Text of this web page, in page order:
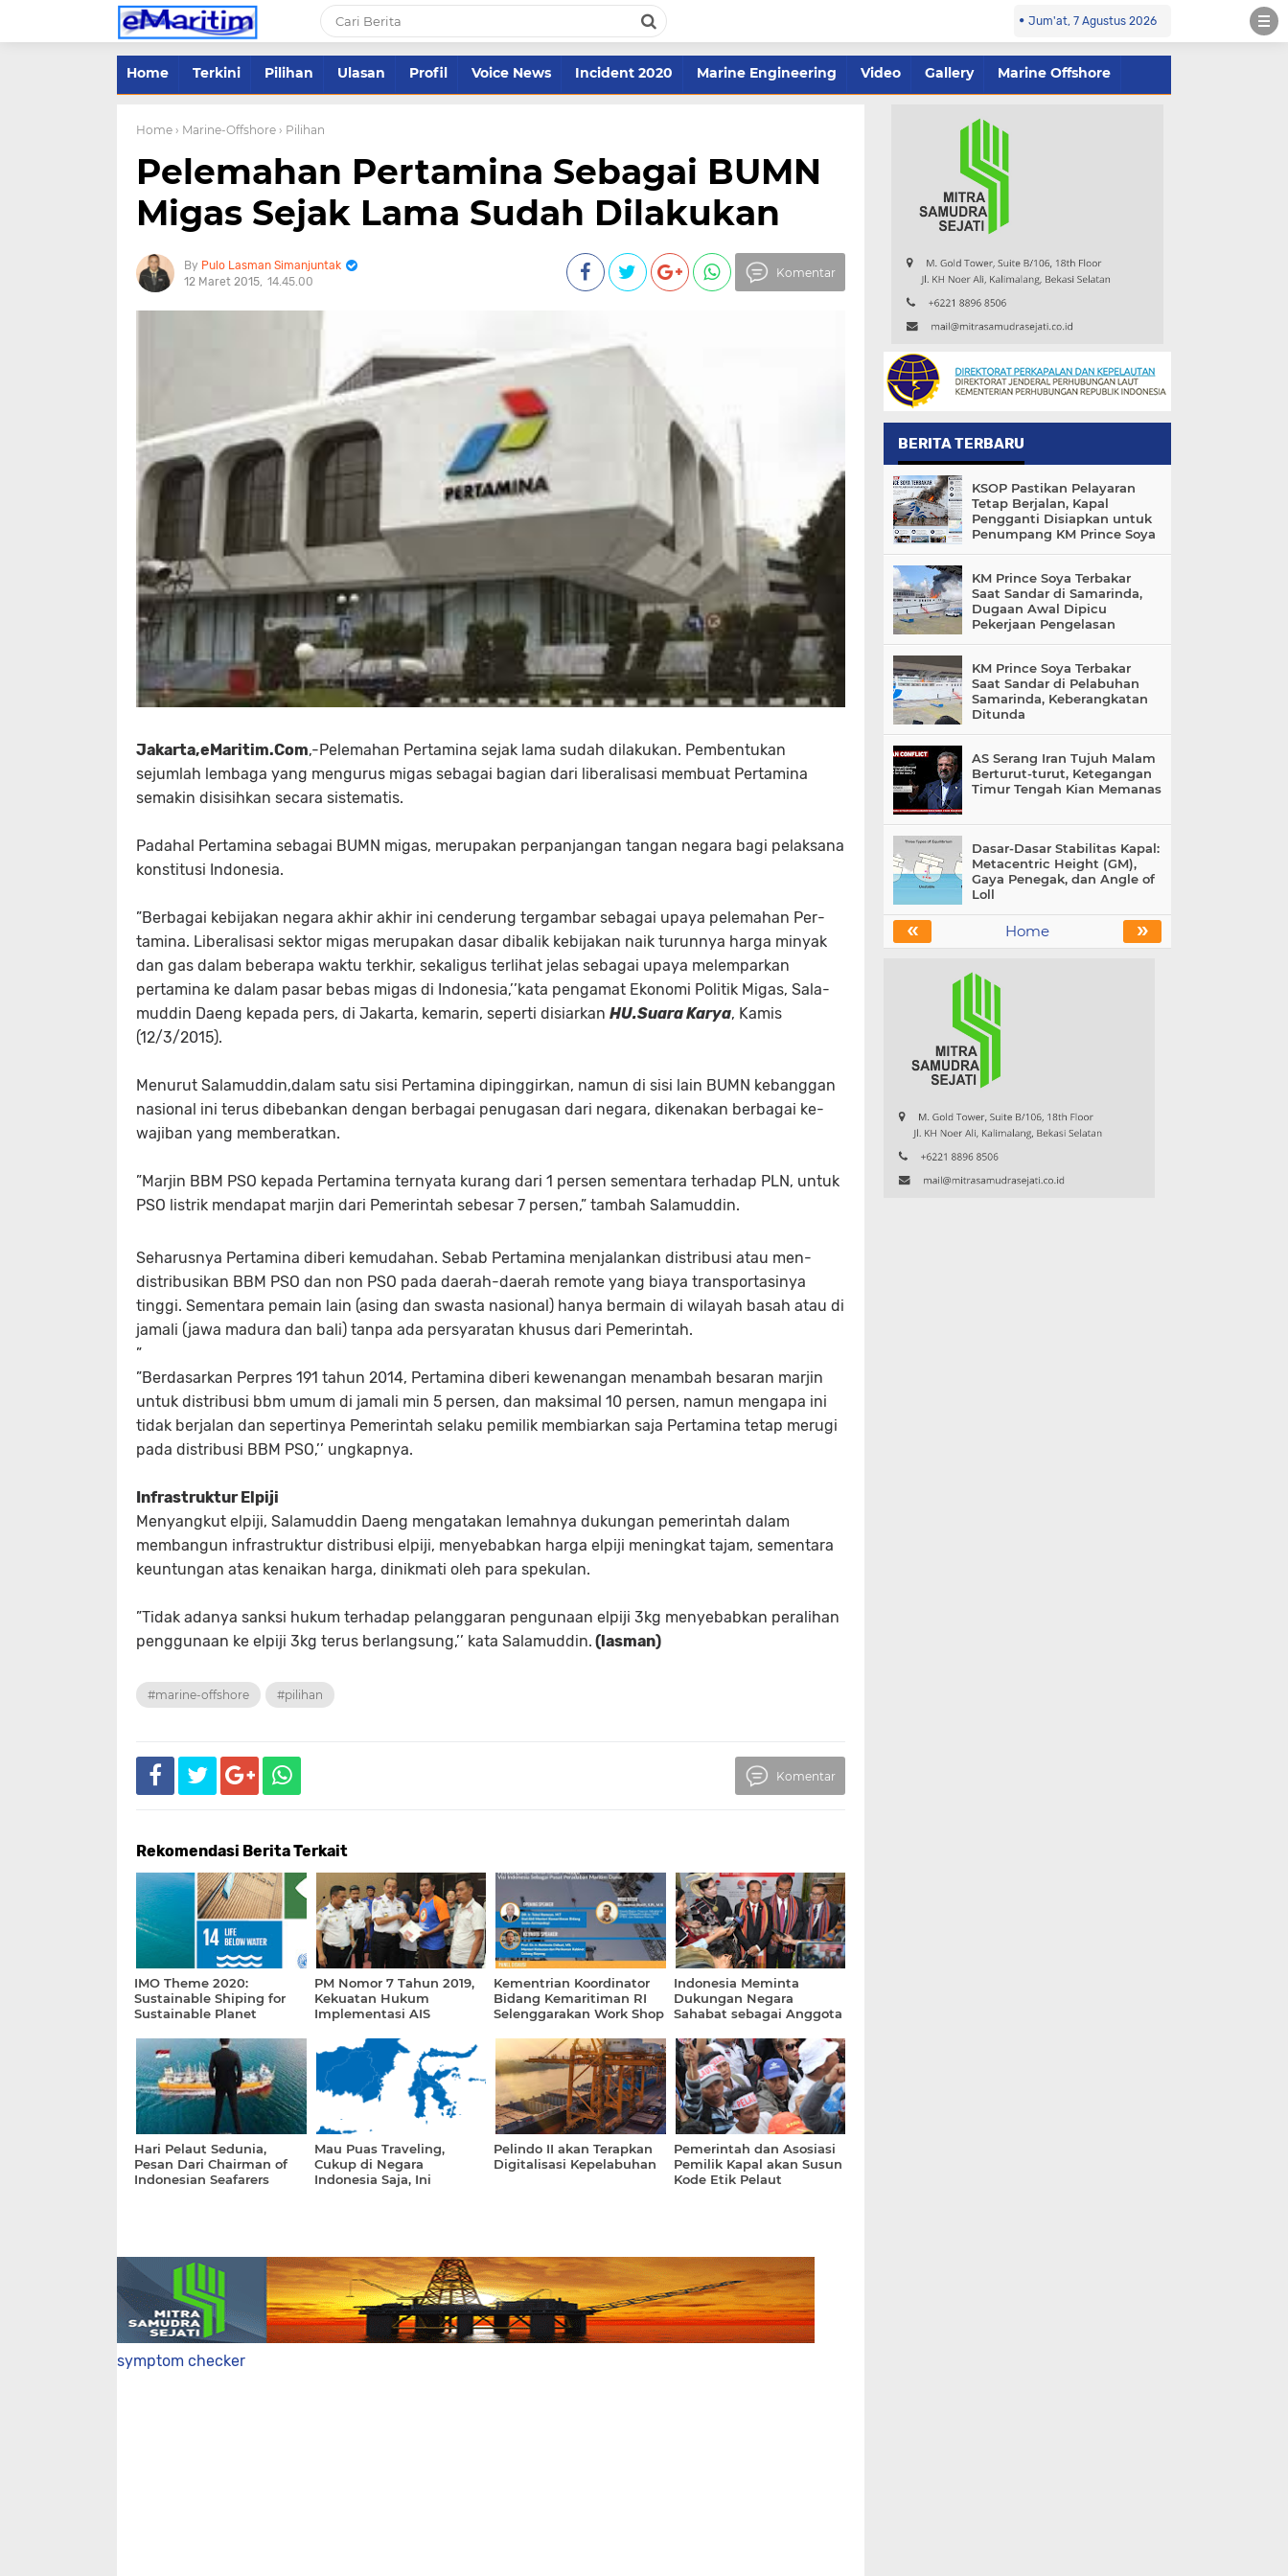
Jum'at, 7 Agustus 2026
Home Terkini Pilihan Ulasan Profil Voice News Incident 2020 Marine Engineering Video Gallery Marine Offshore
Home › Marine-Offshore › Pilihan
Pelemahan Pertamina Sebagai BUMN
Migas Sejak Lama Sudah Dilakukan
Pulo Lasman Simanjuntak
12 Maret 2015 14.45.00
Komentar
Jakarta,eMaritim.Com,-Pelemahan Pertamina sejak lama sudah dilakukan. Pembentukan
sejumlah lembaga yang mengurus migas sebagai bagian dari liberalisasi membuat Pertamina
semakin disisihkan secara sistematis.
Padahal Pertamina sebagai BUMN migas, merupakan perpanjangan tangan negara bagi pelaksana
konstitusi Indonesia.
”Berbagai kebijakan negara akhir akhir ini cenderung tergambar sebagai upaya pelemahan Per­
tamina. Liberalisasi sektor migas merupakan dasar dibalik ke­­bijakan naik turunnya harga minyak
dan gas dalam beberapa waktu terkhir, sekaligus terlihat jelas sebagai upaya melemparkan
pertamina ke dalam pasar bebas migas di Indonesia,’’kata pengamat Ekonomi Politik Migas, Sa­la­
muddin Daeng kepada pers, di Jakarta, kemarin, seperti disiarkan HU.Suara Karya, Kamis
(12/3/2015).
Menurut Salamuddin,dalam satu sisi Pertamina dipinggirkan, namun di sisi lain BUMN kebanggan
nasional ini terus dibebankan dengan berbagai penugasan dari negara, dikenakan berbagai ke­
wajiban yang memberatkan.
”Marjin BBM PSO kepada Pertamina ternyata kurang dari 1 persen sementara terhadap PLN, untuk
PSO listrik mendapat marjin dari Pemerintah sebesar 7 persen,” tambah Salamuddin.
Seharusnya Pertamina diberi kemudahan. Sebab Pertamina menjalankan distribusi atau men­
distribusikan BBM PSO dan non PSO pada daerah-daerah re­mote yang biaya transportasinya
tinggi. Sementara pemain lain (asing dan swasta nasional) ha­nya bermain di wilayah basah atau di
jamali (jawa madura dan bali) tanpa ada persyaratan khu­sus dari Pemerintah.
”
”Berdasarkan Perpres 191 ta­hun 2014, Pertamina diberi kewenangan menambah besaran marjin
untuk distribusi bbm umum di jamali min 5 persen, dan maksimal 10 persen, namun mengapa ini
tidak berjalan dan sepertinya Pemerintah selaku pemilik membiarkan saja Per­tamina tetap merugi
pada distribusi BBM PSO,’’ ungkapnya.
Infrastruktur Elpiji
Menyangkut elpiji, Salamud­din Daeng mengatakan lemahnya du­kungan pemerintah da­lam
membangun infrastruktur distribusi elpiji, menyebabkan harga elpiji meningkat tajam, se­mentara
keuntungan atas ke­naikan harga, dinikmati oleh pa­ra spekulan.
”Tidak adanya sanksi hukum terhadap pelanggar­an pengunaan elpiji 3kg menyebabkan peralihan
penggunaan ke elpiji 3kg terus berlangsung,’’ kata Salamuddin. (lasman)
#marine-offshore #pilihan
Komentar
Rekomendasi Berita Terkait
IMO Theme 2020:
Sustainable Shiping for
Sustainable Planet
PM Nomor 7 Tahun 2019,
Kekuatan Hukum
Implementasi AIS
Kementrian Koordinator
Bidang Kemaritiman RI
Selenggarakan Work Shop
Kemaritiman Tahun 2020
- 2024
Indonesia Meminta
Dukungan Negara
Sahabat sebagai Anggota
Hari Pelaut Sedunia,
Pesan Dari Chairman of
Indonesian Seafarers
Mau Puas Traveling,
Cukup di Negara
Indonesia Saja, Ini
Pelindo II akan Terapkan
Digitalisasi Kepelabuhan
Pemerintah dan Asosiasi
Pemilik Kapal akan Susun
Kode Etik Pelaut
symptom checker
BERITA TERBARU
KSOP Pastikan Pelayaran
Tetap Berjalan, Kapal
Pengganti Disiapkan untuk
Penumpang KM Prince Soya
KM Prince Soya Terbakar
Saat Sandar di Samarinda,
Dugaan Awal Dipicu
Pekerjaan Pengelasan
KM Prince Soya Terbakar
Saat Sandar di Pelabuhan
Samarinda, Keberangkatan
Ditunda
AS Serang Iran Tujuh Malam
Berturut-turut, Ketegangan
Timur Tengah Kian Memanas
Dasar-Dasar Stabilitas Kapal:
Metacentric Height (GM),
Gaya Penegak, dan Angle of
Loll
« »
Home